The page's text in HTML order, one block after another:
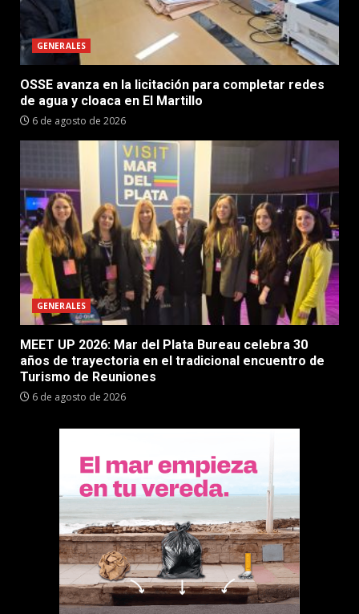
GENERALES
OSSE avanza en la licitación para completar redes
de agua y cloaca en El Martillo
6 de agosto de 2026
GENERALES
MEET UP 2026: Mar del Plata Bureau celebra 30
años de trayectoria en el tradicional encuentro de
Turismo de Reuniones
6 de agosto de 2026